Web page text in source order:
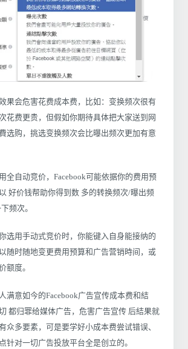
果会危害花费成本费，比如：变换频次很有
花费更贵，但假如你期待具体把大家送到网
选购，挑选变换频次会比曝出频次更加有意
全自动竞价，Facebook可能依据你的费用预
好价钱帮助你得到数 多的转换频次/曝出频
频次。
选用手动式竞价时，你能键入自身能接纳的
随时随地变更费用预算和广告营销時间，或
额度。
满意如今的Facebook广告宣传成本费和結
都归罪给媒体广告，危害广告宣传 后結果就
众多要素，可是要学好小成本费尝试错误、
针对一切广告投放平台全是创立的。